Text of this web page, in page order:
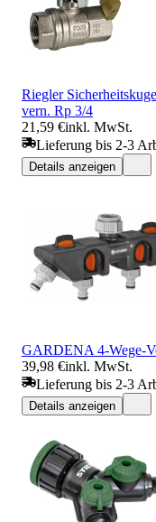
Riegler
vern. Rp 3/4
21,59 €inkl. MwSt.
Lieferung bis 2-3
Details anzeigen
GARDENA 4-Wege-
39,98 €inkl. MwSt.
Lieferung bis 2-3
Details anzeigen